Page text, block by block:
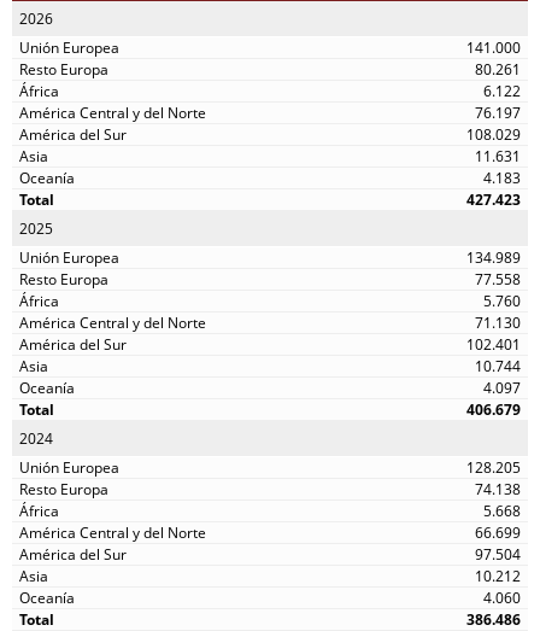
2026
141.000
80.261
6.122
76.197
108.029
11.631
4.183
427.423
2025
134.989
77.558
5.760
71.130
102.401
10.744
4.097
406.679
2024
128.205
74.138
5.668
66.699
97.504
10.212
4.060
386.486